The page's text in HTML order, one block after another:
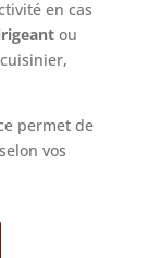
en cas
ou
permet de
vos